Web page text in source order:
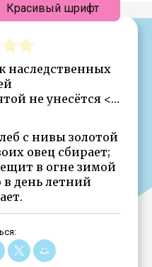
наследственных
не унесётся <…
с нивы золотой
овец сбирает;
в огне зимой
день летний
Красивый шрифт